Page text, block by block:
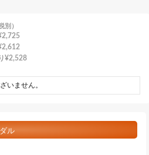
別）
¥2,528
いません。
ル